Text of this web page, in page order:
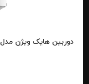
دوربین هایک ویژن مدل DS-2DE5232W-AE-T5